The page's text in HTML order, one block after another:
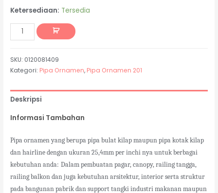
Ketersediaan: Tersedia
SKU: 0120081409
Kategori: Pipa Ornamen, Pipa Ornamen 201
Deskripsi
Informasi Tambahan
Pipa ornamen yang berupa pipa bulat kilap maupun pipa kotak kilap
dan hairline dengan ukuran 25,4mm per inchi nya untuk berbagai
kebutuhan anda: Dalam pembuatan pagar, canopy, railing tangga,
railing balkon dan juga kebutuhan arsitektur, interior serta struktur
pada bangunan pabrik dan support tangki industri makanan maupun